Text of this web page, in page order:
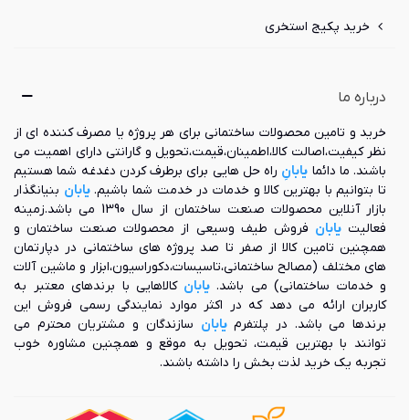
خرید پکیج استخری
درباره ما
خرید و تامین محصولات ساختمانی برای هر پروژه یا مصرف کننده ای از
نظر کیفیت،اصالت کالا،اطمینان،قیمت،تحویل و گارانتی دارای اهمیت می
باشند. ما دائما یابانِ راه حل هایی برای برطرف کردن دغدغه شما هستیم
تا بتوانیم با بهترین کالا و خدمات در خدمت شما باشیم.یابان بنیانگذار
بازار آنلاین محصولات صنعت ساختمان از سال 1390 می باشد.زمینه
فعالیتیابان فروش طیف وسیعی از محصولات صنعت ساختمان و
همچنین تامین کالا از صفر تا صد پروژه های ساختمانی در دپارتمان
های مختلف (مصالح ساختمانی،تاسیسات،دکوراسیون،ابزار و ماشین آلات
و خدمات ساختمانی) می باشد.یابان کالاهایی با برندهای معتبر به
کاربران ارائه می دهد که در اکثر موارد نمایندگی رسمی فروش این
برندها می باشد. در پلتفرمیابان سازندگان و مشتریان محترم می
توانند با بهترین قیمت، تحویل به موقع و همچنین مشاوره خوب
تجربه یک خرید لذت بخش را داشته باشند.